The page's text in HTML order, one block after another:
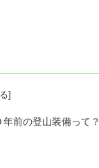
前の登山装備って？